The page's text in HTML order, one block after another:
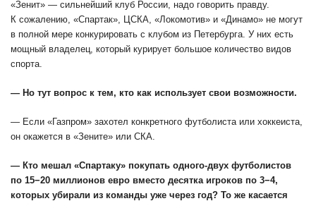
«Зенит» — сильнейший клуб России, надо говорить правду.
К сожалению, «Спартак», ЦСКА, «Локомотив» и «Динамо» не могут
в полной мере конкурировать с клубом из Петербурга. У них есть
мощный владелец, который курирует большое количество видов
спорта.
— Но тут вопрос к тем, кто как использует свои возможности.
— Если «Газпром» захотел конкретного футболиста или хоккеиста,
он окажется в «Зените» или СКА.
— Кто мешал «Спартаку» покупать одного-двух футболистов
по 15−20 миллионов евро вместо десятка игроков по 3−4,
которых убирали из команды уже через год? То же касается